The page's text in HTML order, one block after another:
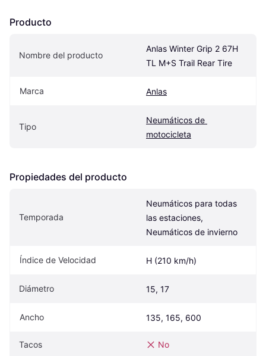
Producto
Nombre del producto
Anlas Winter Grip 2 67H
TL M+S Trail Rear Tire
Marca Anlas
Tipo
Neumáticos de
motocicleta
Propiedades del producto
Temporada
Neumáticos para todas
las estaciones,
Neumáticos de invierno
Índice de Velocidad H (210 km/h)
Diámetro 15, 17
Ancho 135, 165, 600
Tacos No